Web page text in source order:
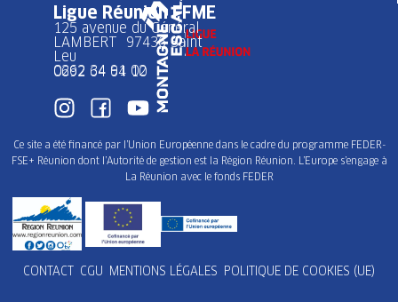
Ligue Réunion FFME
125 avenue du Général
LAMBERT 97436 Saint
Leu
0262 34 91 02
0692 64 64 10
Ce site a été financé par l’Union Européenne dans le cadre du programme FEDER-
FSE+ Réunion dont l’Autorité de gestion est la Région Réunion. L’Europe s’engage à
La Réunion avec le fonds FEDER
CONTACT CGU MENTIONS LÉGALES POLITIQUE DE COOKIES (UE)